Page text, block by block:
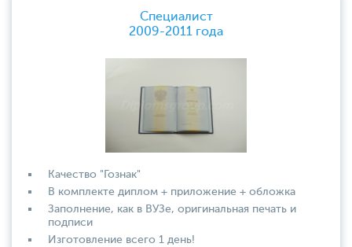
Специалист
2009-2011 года
Качество "Гознак"
В комплекте диплом + приложение + обложка
Заполнение, как в ВУЗе, оригинальная печать и
подписи
Изготовление всего 1 день!